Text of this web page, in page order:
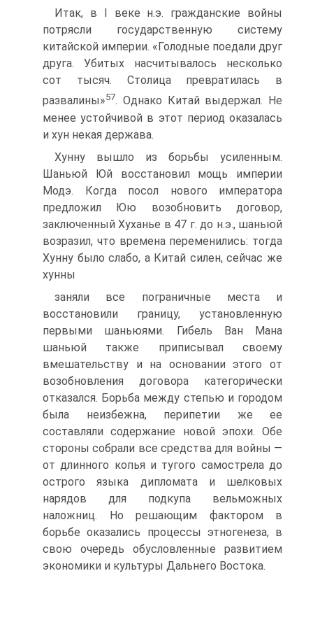
Итак, в I веке н.э. гражданские войны
потрясли государствен­ную систему
китайской империи. «Голодные поедали друг
друга. Убитых насчитывалось несколько
сот тысяч. Столица превратилась в
развалины»57. Однако Китай выдержал. Не
менее устойчи­вой в этот период оказалась
и хун некая держава.
Хунну вышло из борьбы усиленным.
Шаньюй Юй восстано­вил мощь империи
Модэ. Когда посол нового императора
предложил Юю возобновить договор,
заключенный Хуханье в 47 г. до н.э., шаньюй
возразил, что времена переменились: тогда
Хунну было слабо, а Китай силен, сейчас же
хунны
заняли все пограничные места и
восстановили границу, уста­новленную
первыми шаньюями. Гибель Ван Мана
шаньюй также приписывал своему
вмешательству и на основании это­го от
возобновления договора категорически
отказался. Борьба между степью и городом
была неизбежна, перипетии же ее
составляли содержание новой эпохи. Обе
стороны собрали все средства для войны —
от длинного копья и тугого само­стрела до
острого языка дипломата и шелковых
нарядов для подкупа вельможных
наложниц. Но решающим фактором в
борьбе оказались процессы этногенеза, в
свою очередь обус­ловленные развитием
экономики и культуры Дальнего Вос­тока.